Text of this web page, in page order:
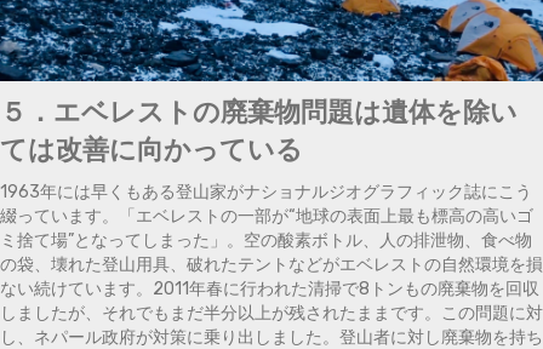
５．エベレストの廃棄物問題は遺体を除い
ては改善に向かっている
1963年には早くもある登山家がナショナルジオグラフィック誌にこう
綴っています。「エベレストの一部が“地球の表面上最も標高の高いゴ
ミ捨て場”となってしまった」。空の酸素ボトル、人の排泄物、食べ物
の袋、壊れた登山用具、破れたテントなどがエベレストの自然環境を損
ない続けています。2011年春に行われた清掃で8トンもの廃棄物を回収
しましたが、それでもまだ半分以上が残されたままです。この問題に対
し、ネパール政府が対策に乗り出しました。登山者に対し廃棄物を持ち